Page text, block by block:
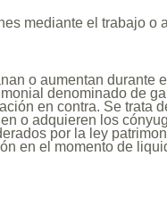
mediante el trabajo o
o aumentan durante
denominado de
en contra. Se trata
o adquieren los
por la ley
en el momento de